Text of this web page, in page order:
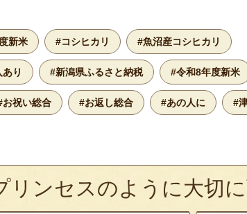
新米 #コシヒカリ #魚沼産コシヒカリ
り #新潟県ふるさと納税 #令和8年度新米
お祝い総合 #お返し総合 #あの人に #
リンセスのように大切